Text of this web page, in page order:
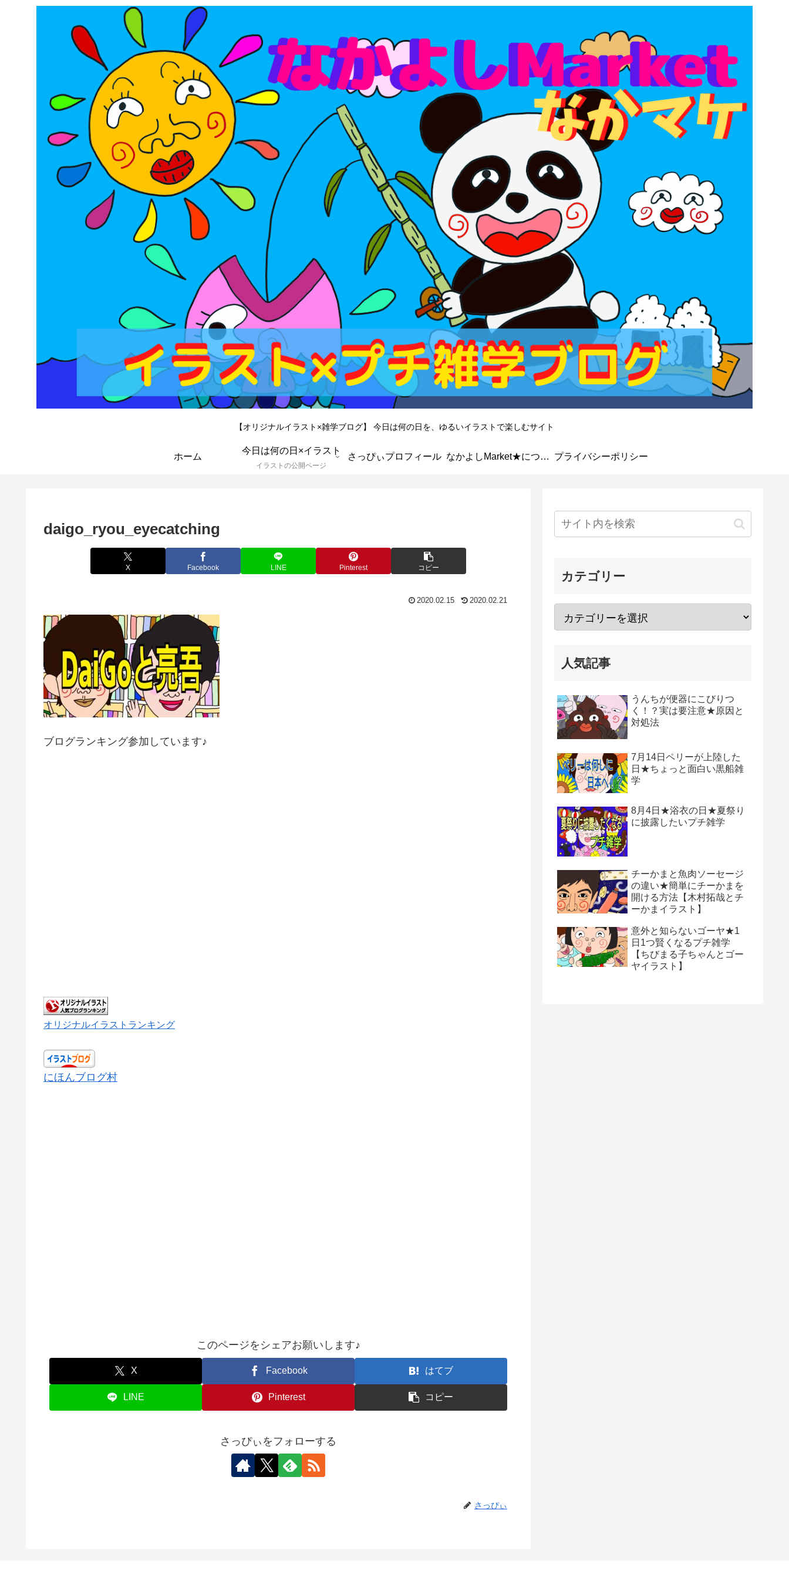
【オリジナルイラスト×雑学ブログ】 今日は何の日を、ゆるいイラストで楽しむサイト
ホーム
今日は何の日×イラスト
イラストの公開ページ
さっぴぃプロフィール なかよしMarket★について プライバシーポリシー
daigo_ryou_eyecatching
X Facebook LINE Pinterest コピー
2020.02.15 2020.02.21
ブログランキング参加しています♪
オリジナルイラストランキング
にほんブログ村
このページをシェアお願いします♪︎
X Facebook はてブ
LINE Pinterest コピー
さっぴぃをフォローする
さっぴぃ
カテゴリー
人気記事
うんちが便器にこびりつ
く！？実は要注意★原因と
対処法
7月14日ペリーが上陸した
日★ちょっと面白い黒船雑
学
8月4日★浴衣の日★夏祭り
に披露したいプチ雑学
チーかまと魚肉ソーセージ
の違い★簡単にチーかまを
開ける方法【木村拓哉とチ
ーかまイラスト】
意外と知らないゴーヤ★1
日1つ賢くなるプチ雑学
【ちびまる子ちゃんとゴー
ヤイラスト】